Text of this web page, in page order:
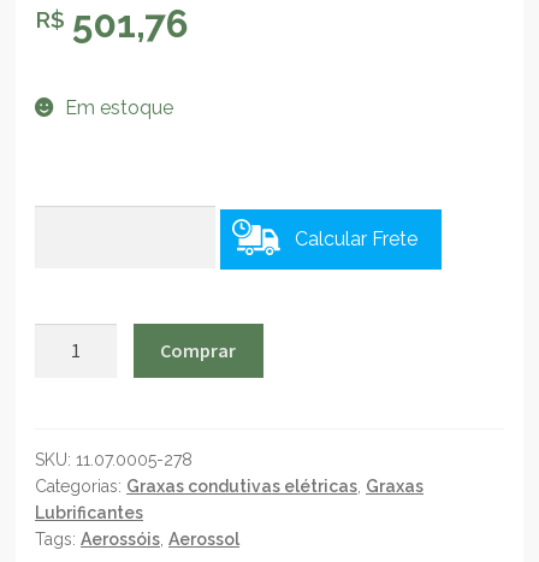
R$ 501,76
Em estoque
Calcular Frete
403
-
Graxa
condutiva
Comprar
SKU:11.07.0005-278
Categorias: Graxas condutivas elétricas Graxas
Lubrificantes
Tags:Aerossóis ,Aerossol